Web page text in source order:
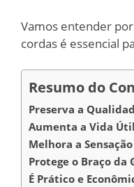
Vamos entender
cordas é essencial
Resumo do
Preserva a
Aumenta a Vida
Melhora a
Protege o Braço da
É Prático e